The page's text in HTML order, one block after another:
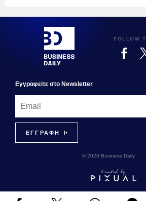
FOLLOW
Εγγραφεiτε στο Newsletter
© 2026 Business Daily